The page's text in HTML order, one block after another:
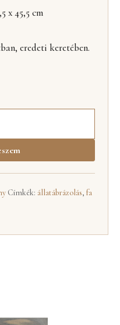
x 45,5 cm
eredeti keretében.
Címkék: állatábrázolás, fa